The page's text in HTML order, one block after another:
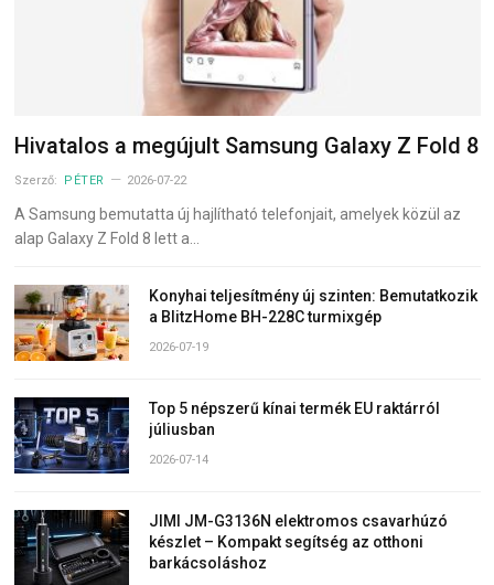
Hivatalos a megújult Samsung Galaxy Z Fold 8
Szerző: PÉTER 2026-07-22
A Samsung bemutatta új hajlítható telefonjait, amelyek közül az
alap Galaxy Z Fold 8 lett a…
Konyhai teljesítmény új szinten: Bemutatkozik
a BlitzHome BH-228C turmixgép
2026-07-19
Top 5 népszerű kínai termék EU raktárról
júliusban
2026-07-14
JIMI JM-G3136N elektromos csavarhúzó
készlet – Kompakt segítség az otthoni
barkácsoláshoz